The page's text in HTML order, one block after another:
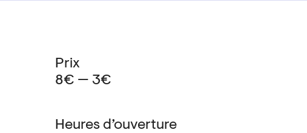
Heures d’ouverture
Prix
8€ — 3€